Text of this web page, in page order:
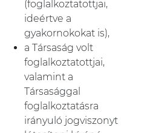
(foglalkoztatottjai,
ideértve a
gyakornokokat is),
a Társaság volt
foglalkoztatottjai,
valamint a
Társasággal
foglalkoztatásra
irányuló jogviszonyt